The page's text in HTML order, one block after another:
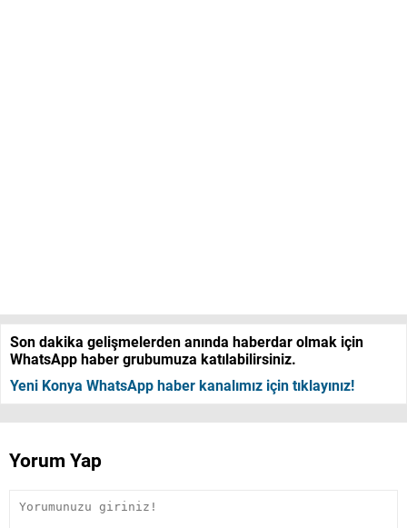
Son dakika gelişmelerden anında haberdar olmak için
WhatsApp haber grubumuza katılabilirsiniz.
Yeni Konya WhatsApp haber kanalımız için tıklayınız!
Yorum Yap